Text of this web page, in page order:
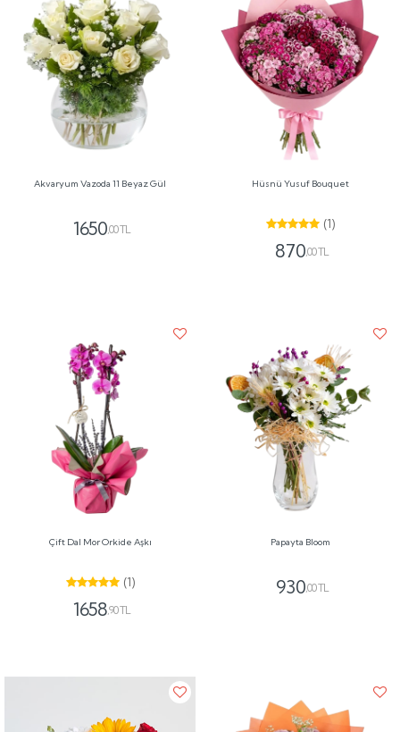
Akvaryum Vazoda 11 Beyaz Gül
1650,00 TL
Hüsnü Yusuf Bouquet
(1)
870,00 TL
Çift Dal Mor Orkide Aşkı
(1)
1658,90 TL
Papayta Bloom
930,00 TL